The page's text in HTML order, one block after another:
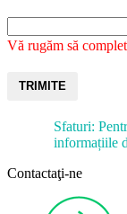
Vă rugăm să
TRIMITE
Sfaturi:
informațiile
Contactaţi-ne